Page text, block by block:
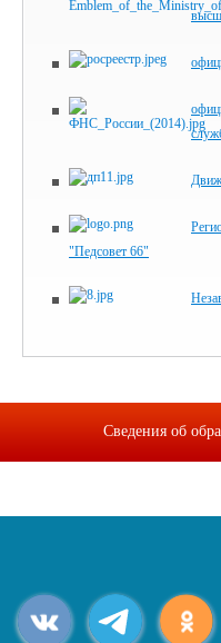
"Педсовет 66"
Сведения об